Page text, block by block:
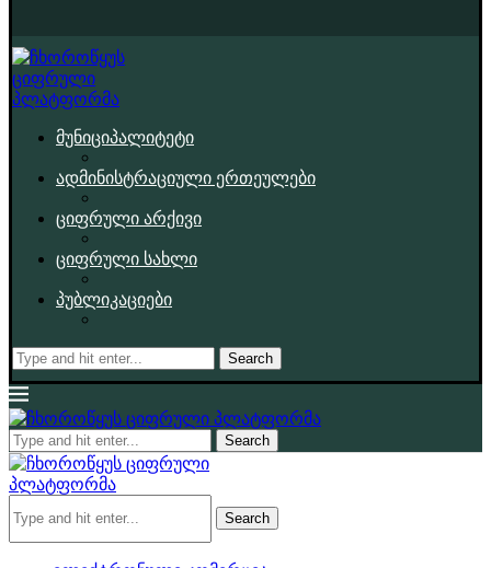
მუნიციპალიტეტი
ადმინისტრაციული ერთეულები
ციფრული არქივი
ციფრული სახლი
პუბლიკაციები
Search
Search
Search